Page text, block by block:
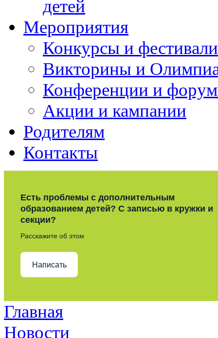
детей
Мероприятия
Конкурсы и фестивали
Викторины и
Конференции и
Акции и кампании
Родителям
Контакты
Есть проблемы с дополнительным
образованием детей? С записью в кружки и
секции?
Расскажите об этом
Написать
Главная
Новости